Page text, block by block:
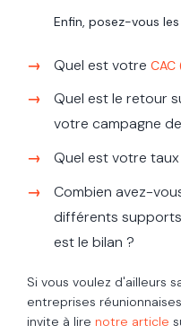
Enfin, posez-vous
Quel est votre
Quel est le retour
votre campagne
Quel est votre
Combien avez-
différents
est le bilan ?
Si vous voulez d'ailleurs
entreprises
invite à lire notre article